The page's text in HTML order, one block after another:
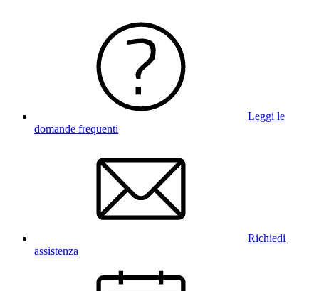
Leggi le
domande frequenti
Richiedi
assistenza